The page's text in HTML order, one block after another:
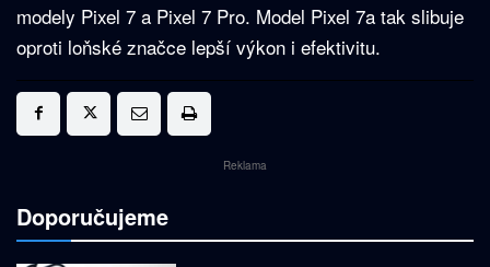
modely Pixel 7 a Pixel 7 Pro. Model Pixel 7a tak slibuje
oproti loňské značce lepší výkon i efektivitu.
Reklama
Doporučujeme